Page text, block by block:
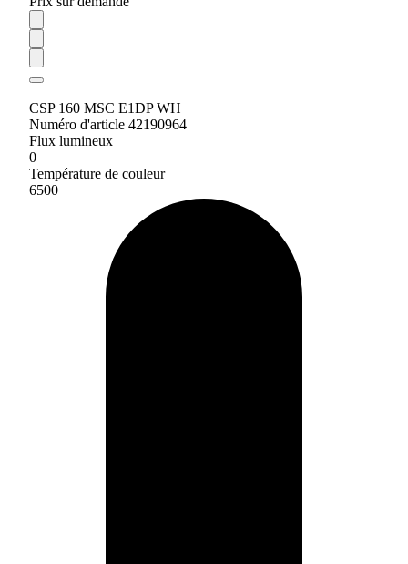
CSP 160 MSC E1DP WH
Numéro d'article 42190964
Flux lumineux
0
Température de couleur
6500